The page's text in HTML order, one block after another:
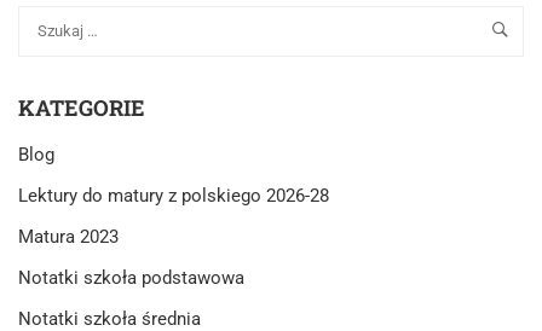
KATEGORIE
Blog
Lektury do matury z polskiego 2026-28
Matura 2023
Notatki szkoła podstawowa
Notatki szkoła średnia